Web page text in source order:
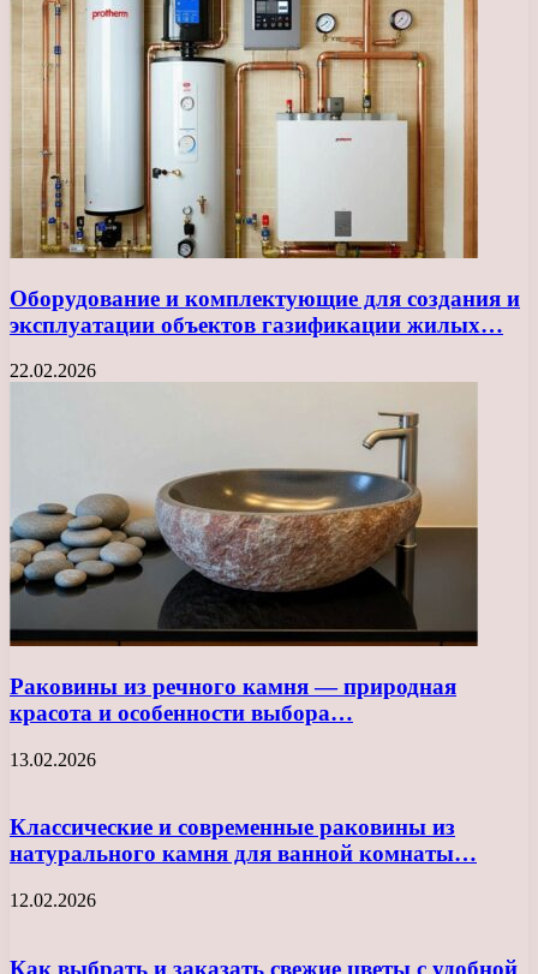
Оборудование и комплектующие для создания и
эксплуатации объектов газификации жилых…
22.02.2026
Раковины из речного камня — природная
красота и особенности выбора…
13.02.2026
Классические и современные раковины из
натурального камня для ванной комнаты…
12.02.2026
Как выбрать и заказать свежие цветы с удобной